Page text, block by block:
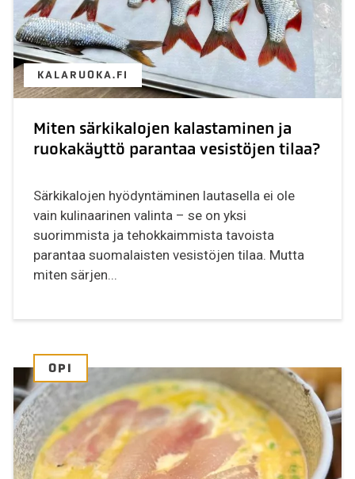
KALARUOKA.FI
Miten särkikalojen kalastaminen ja
ruokakäyttö parantaa vesistöjen tilaa?
Särkikalojen hyödyntäminen lautasella ei ole
vain kulinaarinen valinta – se on yksi
suorimmista ja tehokkaimmista tavoista
parantaa suomalaisten vesistöjen tilaa. Mutta
miten särjen...
OPI